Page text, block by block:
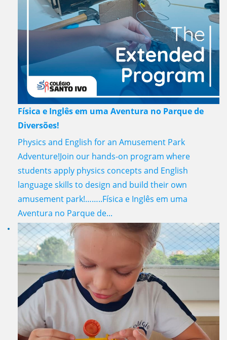
Física e Inglês em uma Aventura no Parque de
Diversões!
Physics and English for an Amusement Park
Adventure!Join our hands-on program where
students apply physics concepts and English
language skills to design and build their own
amusement park!……..Física e Inglês em uma
Aventura no Parque de...